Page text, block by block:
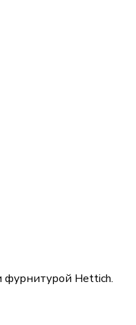
фурнитурой Hettich.